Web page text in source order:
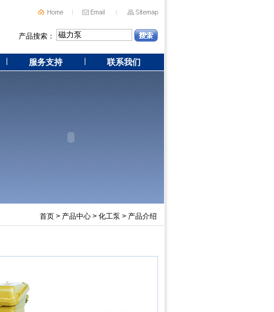
产品搜索：
服务支持 联系我们
首页 > 产品中心 > 化工泵 > 产品介绍